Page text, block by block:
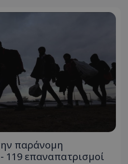
παράνομη
119 επαναπατρισμοί